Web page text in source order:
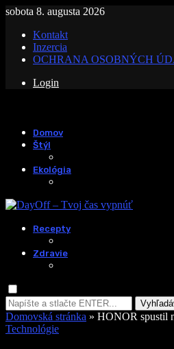
sobota 8. augusta 2026
Kontakt
Inzercia
OCHRANA OSOBNÝCH
Login
Domov
Štýl
Ekológia
Recepty
Zdravie
Domovská stránka » HONOR spustil
Technológie